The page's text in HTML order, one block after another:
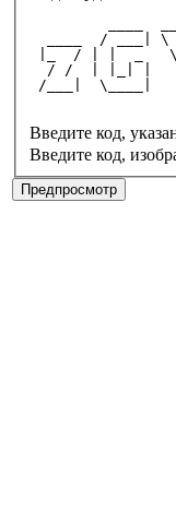
____  / ___| \
|_  / | |  _
/ /  | |_| |
/___|  \____|
Введите код,
Введите код,